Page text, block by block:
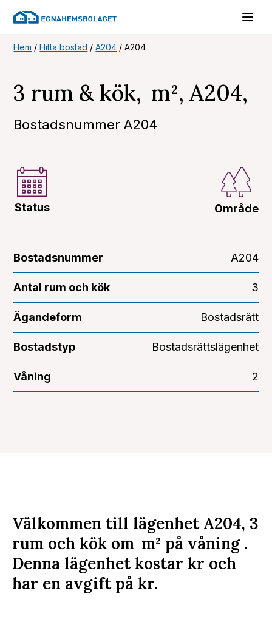
Hem /Hitta bostad /A204 /A204
3 rum & kök, m², A204,
Bostadsnummer A204
Status Område
Bostadsnummer A204
Antal rum och kök 3
Ägandeform Bostadsrätt
Bostadstyp Bostadsrättslägenhet
Våning 2
Välkommen till lägenhet A204, 3
rum och kök om m² på våning .
Denna lägenhet kostar kr och
har en avgift på kr.